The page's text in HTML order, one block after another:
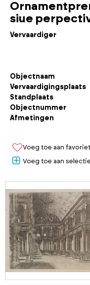
siue
Vervaardiger
Objectnaam
Vervaardigingsplaats
Standplaats
Objectnummer
Afmetingen
Voeg toe aan
Voeg toe aan selectie